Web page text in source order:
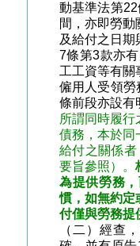
動基準法第
間，亦即勞
及給付之日
7條第3款亦
工工資等有關
僱用人受領勞
條前段亦設有
所謂同時履
債務，本於同
給付之關係
要旨參照）。
為提供勞務
慣，如無約定
付僅與勞務提
（二）經查